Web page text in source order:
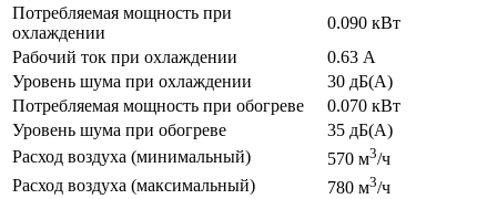
Потребляемая мощность при
охлаждении
0.090 кВт
Рабочий ток при охлаждении
0.63 А
Уровень шума при охлаждении
30 дБ(А)
Потребляемая мощность при обогреве
0.070 кВт
Уровень шума при обогреве
35 дБ(А)
Расход воздуха (минимальный)
570 м3/ч
Расход воздуха (максимальный)
780 м3/ч